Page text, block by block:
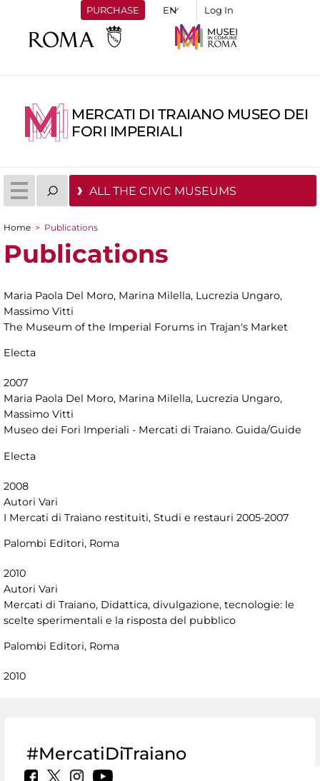
PURCHASE Log In
MERCATI DI TRAIANO MUSEO DEI
FORI IMPERIALI
ALL THE CIVIC MUSEUMS
You are here
Home > Publications
Publications
Maria Paola Del Moro, Marina Milella, Lucrezia Ungaro,
Massimo Vitti
The Museum of the Imperial Forums in Trajan's Market
Electa
2007
Maria Paola Del Moro, Marina Milella, Lucrezia Ungaro,
Massimo Vitti
Museo dei Fori Imperiali - Mercati di Traiano. Guida/Guide
Electa
2008
Autori Vari
I Mercati di Traiano restituiti, Studi e restauri 2005-2007
Palombi Editori, Roma
2010
Autori Vari
Mercati di Traiano, Didattica, divulgazione, tecnologie: le
scelte sperimentali e la risposta del pubblico
Palombi Editori, Roma
2010
#MercatiDiTraiano